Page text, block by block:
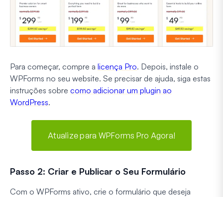
Para começar, compre a licença Pro. Depois, instale o
WPForms no seu website. Se precisar de ajuda, siga estas
instruções sobre como adicionar um plugin ao
WordPress.
Atualize para WPForms Pro Agora!
Passo 2: Criar e Publicar o Seu Formulário
Com o WPForms ativo, crie o formulário que deseja